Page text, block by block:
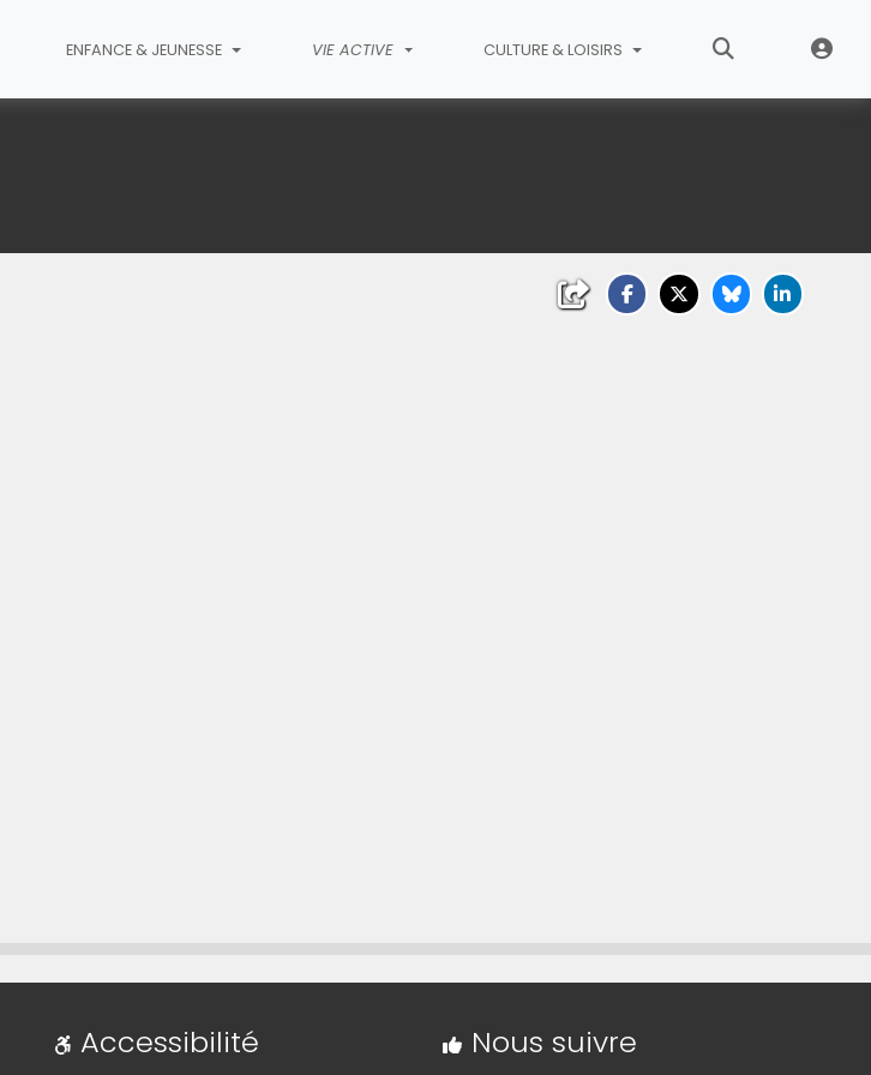
ENFANCE & JEUNESSE VIE ACTIVE CULTURE & LOISIRS
directement à cette carte sur OpenStreetMap »
Accessibilité Nous suivre